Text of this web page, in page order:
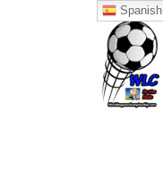
Spanish